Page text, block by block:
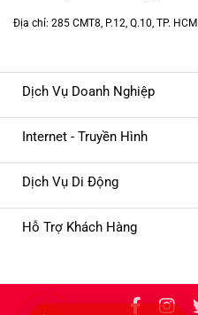
Địa chỉ: 285 CMT8, P.12, Q.10, TP. HCM
Dịch Vụ Doanh Nghiệp
Internet - Truyền Hình
Dịch Vụ Di Động
Hỗ Trợ Khách Hàng